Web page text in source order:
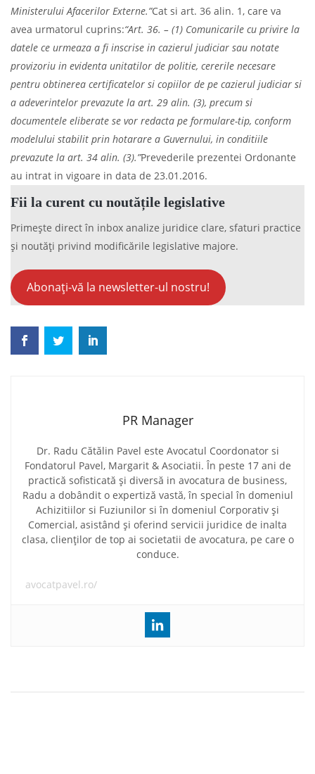
Ministerului Afacerilor Externe.”Cat si art. 36 alin. 1, care va
avea urmatorul cuprins:“Art. 36. – (1) Comunicarile cu privire la
datele ce urmeaza a fi inscrise in cazierul judiciar sau notate
provizoriu in evidenta unitatilor de politie, cererile necesare
pentru obtinerea certificatelor si copiilor de pe cazierul judiciar si
a adeverintelor prevazute la art. 29 alin. (3), precum si
documentele eliberate se vor redacta pe formulare-tip, conform
modelului stabilit prin hotarare a Guvernului, in conditiile
prevazute la art. 34 alin. (3).”Prevederile prezentei Ordonante
au intrat in vigoare in data de 23.01.2016.
Fii la curent cu noutățile legislative
Primește direct în inbox analize juridice clare, sfaturi practice
și noutăți privind modificările legislative majore.
Abonați-vă la newsletter-ul nostru!
PR Manager
Dr. Radu Cătălin Pavel este Avocatul Coordonator si
Fondatorul Pavel, Margarit & Asociatii. În peste 17 ani de
practică sofisticată și diversă in avocatura de business,
Radu a dobândit o expertiză vastă, în special în domeniul
Achizitiilor si Fuziunilor si în domeniul Corporativ și
Comercial, asistând și oferind servicii juridice de inalta
clasa, clienților de top ai societatii de avocatura, pe care o
conduce.
avocatpavel.ro/